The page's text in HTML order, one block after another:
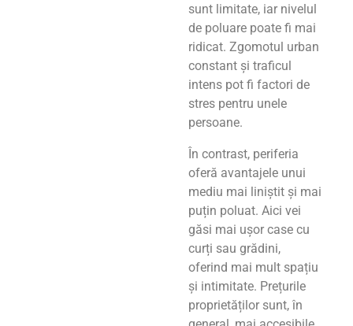
sunt limitate, iar nivelul
de poluare poate fi mai
ridicat. Zgomotul urban
constant și traficul
intens pot fi factori de
stres pentru unele
persoane.
În contrast, periferia
oferă avantajele unui
mediu mai liniștit și mai
puțin poluat. Aici vei
găsi mai ușor case cu
curți sau grădini,
oferind mai mult spațiu
și intimitate. Prețurile
proprietăților sunt, în